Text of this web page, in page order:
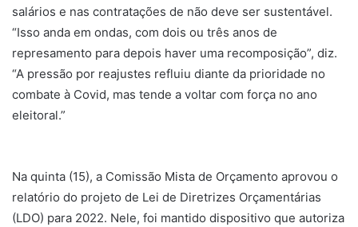
salários e nas contratações de não deve ser sustentável.
“Isso anda em ondas, com dois ou três anos de
represamento para depois haver uma recomposição”, diz.
“A pressão por reajustes refluiu diante da prioridade no
combate à Covid, mas tende a voltar com força no ano
eleitoral.”
Na quinta (15), a Comissão Mista de Orçamento aprovou o
relatório do projeto de Lei de Diretrizes Orçamentárias
(LDO) para 2022. Nele, foi mantido dispositivo que autoriza